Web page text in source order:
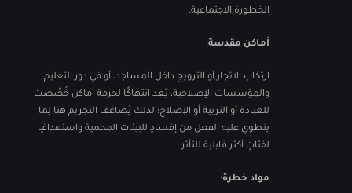
الخطورة الاجتماعية.
أماكن مقدسة:
ارتكاب الاتجار أو الترويج داخل المساجد، أو في دور التعليم
والمؤسسات الإصلاحية، يُعد انتهاكًا لحرمة أماكن خُصِّصت
للعبادة أو التربية أو الإصلاح؛ لذلك يُضاعَف التجريم هنا لِما
ينطوي عليه الفعل من إفسادٍ للبيئات المحمية واستهدافٍ
لفئاتٍ أكثر قابلية للتأثر.
مواد خطرة: